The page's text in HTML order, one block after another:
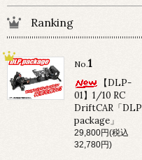
Ranking
No.1
【DLP-
01】1/10 RC
DriftCAR「DLP
package」
29,800円(税込
32,780円)